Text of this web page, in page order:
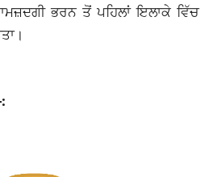
ਭਰਨ ਤੋਂ ਪਹਿਲਾਂ ਇਲਾਕੇ ਵਿੱਚ